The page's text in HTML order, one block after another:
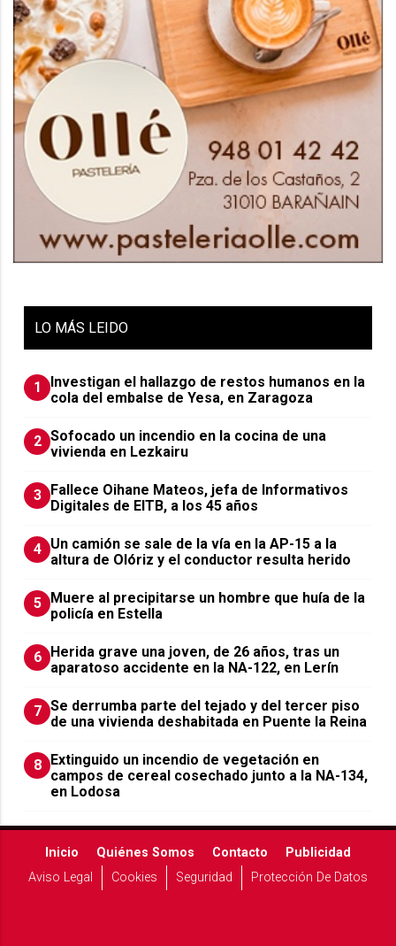
LO MÁS LEIDO
1
Investigan el hallazgo de restos humanos en la
cola del embalse de Yesa, en Zaragoza
2 Sofocado un incendio en la cocina de una
vivienda en Lezkairu
3 Fallece Oihane Mateos, jefa de Informativos
Digitales de EITB, a los 45 años
4 Un camión se sale de la vía en la AP-15 a la
altura de Olóriz y el conductor resulta herido
5 Muere al precipitarse un hombre que huía de la
policía en Estella
6 Herida grave una joven, de 26 años, tras un
aparatoso accidente en la NA-122, en Lerín
7 Se derrumba parte del tejado y del tercer piso
de una vivienda deshabitada en Puente la Reina
8 Extinguido un incendio de vegetación en
campos de cereal cosechado junto a la NA-134,
en Lodosa
Inicio Quiénes Somos Contacto
Publicidad
Aviso Legal
Cookies Seguridad Protección De Datos